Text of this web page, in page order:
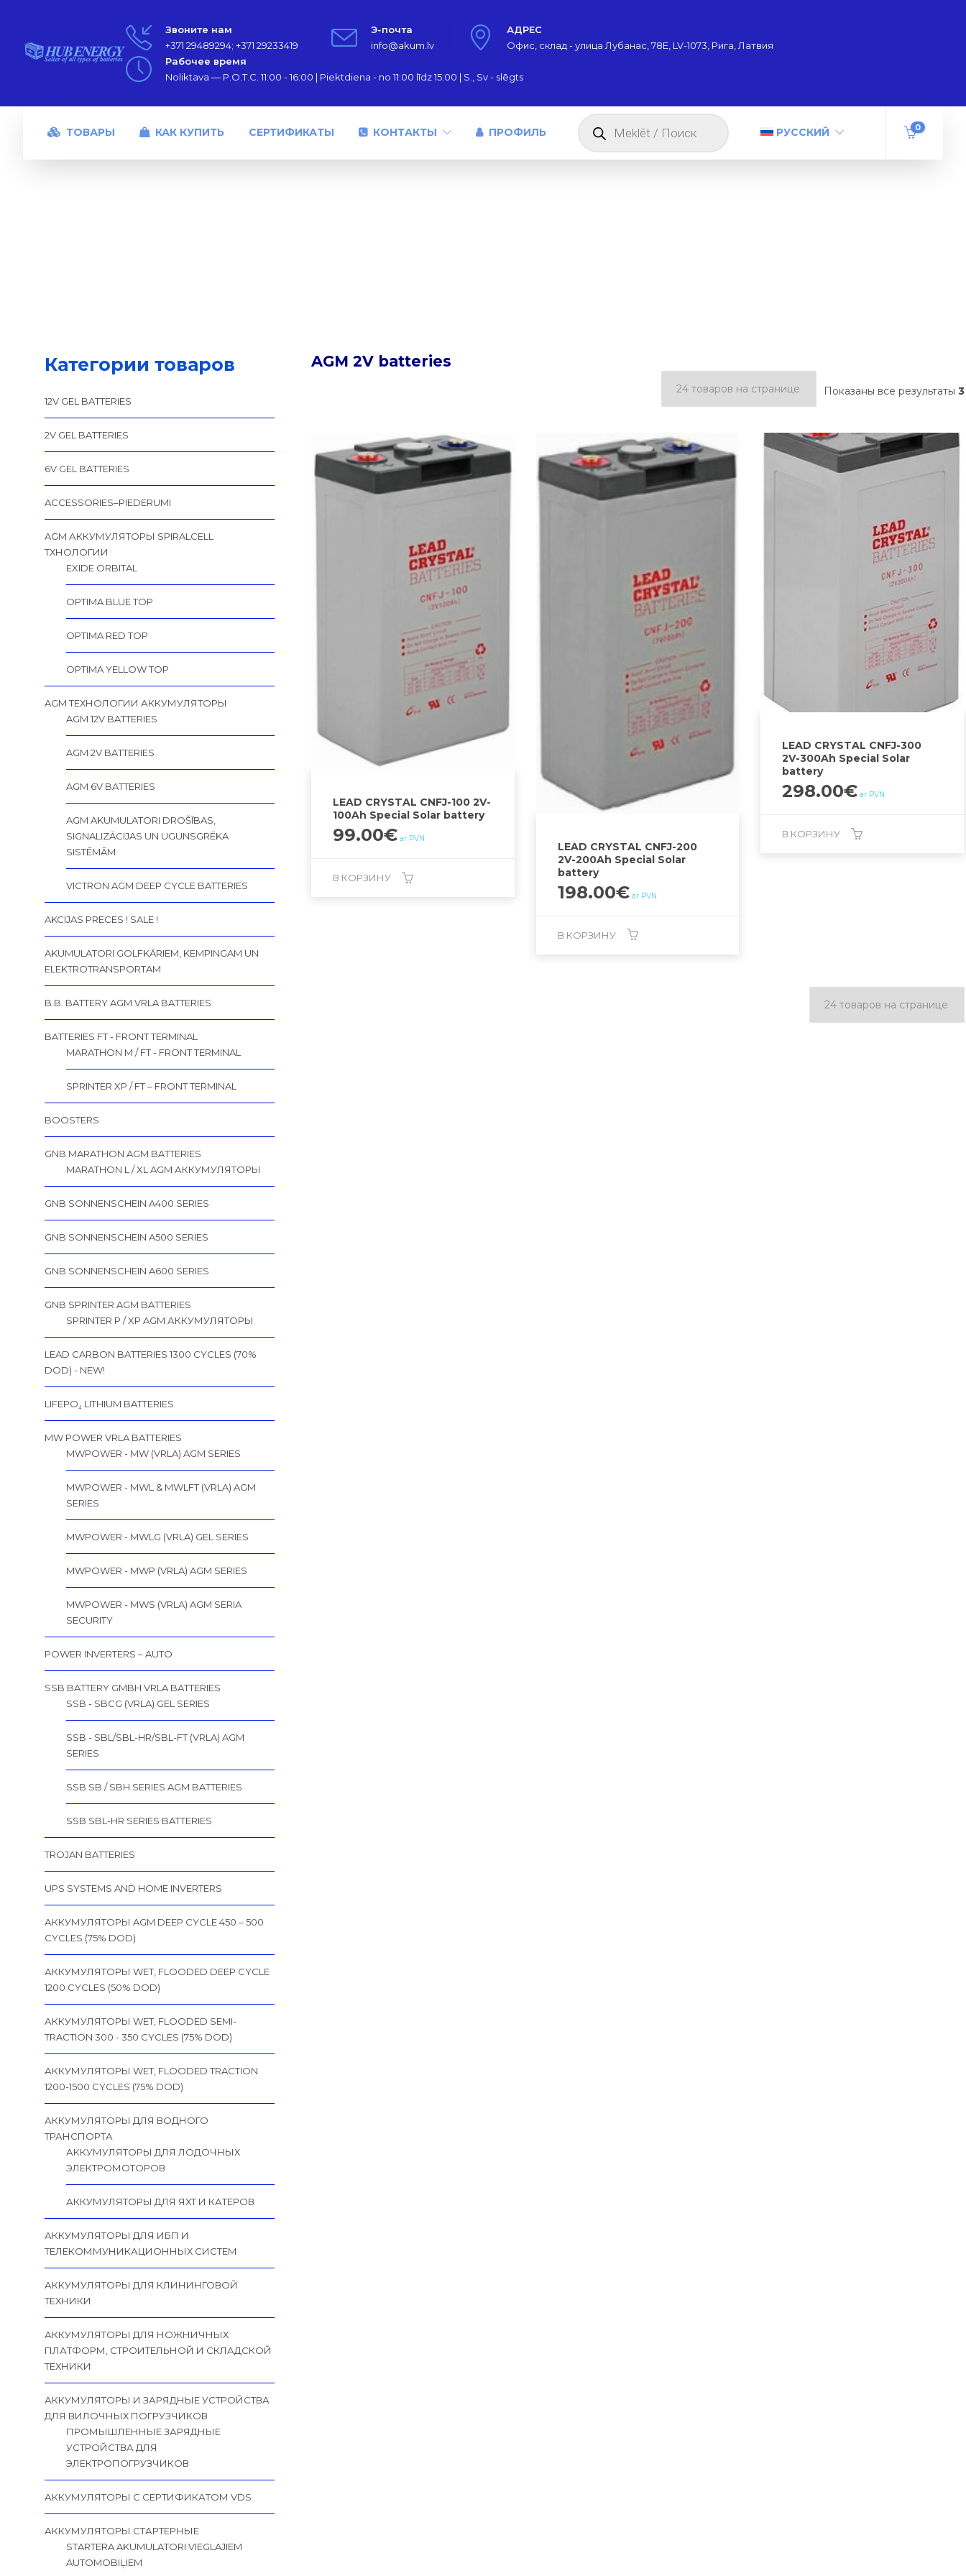
Звоните нам
+371 29489294; +371 29233419
Э-почта
info@akum.lv
АДРЕС
Офис, склад - улица Лубанас, 78Е, LV-1073, Рига, Латвия
Рабочее время
Noliktava — P.O.T.C. 11:00 - 16:00 | Piektdiena - no 11:00 līdz 15:00 | S., Sv - slēgts
ТОВАРЫ КАК КУПИТЬ СЕРТИФИКАТЫ КОНТАКТЫ ПРОФИЛЬ
Поиск
товаров РУССКИЙ 0
AGM 2V batteries
Показаны все результаты 3
LEAD CRYSTAL CNFJ-100 2V-
100Ah Special Solar battery
99.00€ ar PVN
В КОРЗИНУ
LEAD CRYSTAL CNFJ-200
2V-200Ah Special Solar
battery
198.00€ ar PVN
В КОРЗИНУ
LEAD CRYSTAL CNFJ-300
2V-300Ah Special Solar
battery
298.00€ ar PVN
В КОРЗИНУ
Категории товаров
12V GEL BATTERIES
2V GEL BATTERIES
6V GEL BATTERIES
ACCESSORIES–PIEDERUMI
AGM АККУМУЛЯТОРЫ SPIRALCELL
TХНОЛОГИИ
EXIDE ORBITAL
OPTIMA BLUE TOP
OPTIMA RED TOP
OPTIMA YELLOW TOP
AGM ТЕХНОЛОГИИ АККУМУЛЯТОРЫ
AGM 12V BATTERIES
AGM 2V BATTERIES
AGM 6V BATTERIES
AGM AKUMULATORI DROŠĪBAS,
SIGNALIZĀCIJAS UN UGUNSGRĒKA
SISTĒMĀM
VICTRON AGM DEEP CYCLE BATTERIES
AKCIJAS PRECES ! SALE !
AKUMULATORI GOLFKĀRIEM, KEMPINGAM UN
ELEKTROTRANSPORTAM
B.B. BATTERY AGM VRLA BATTERIES
BATTERIES FT - FRONT TERMINAL
MARATHON M / FT - FRONT TERMINAL
SPRINTER XP / FT – FRONT TERMINAL
BOOSTERS
GNB MARATHON AGM BATTERIES
MARATHON L / XL AGM АККУМУЛЯТОРЫ
GNB SONNENSCHEIN A400 SERIES
GNB SONNENSCHEIN A500 SERIES
GNB SONNENSCHEIN A600 SERIES
GNB SPRINTER AGM BATTERIES
SPRINTER P / XP AGM АККУМУЛЯТОРЫ
LEAD CARBON BATTERIES 1300 CYCLES (70%
DOD) - NEW!
LIFEPO₄ LITHIUM BATTERIES
MW POWER VRLA BATTERIES
MWPOWER - MW (VRLA) AGM SERIES
MWPOWER - MWL & MWLFT (VRLA) AGM
SERIES
MWPOWER - MWLG (VRLA) GEL SERIES
MWPOWER - MWP (VRLA) AGM SERIES
MWPOWER - MWS (VRLA) AGM SERIA
SECURITY
POWER INVERTERS – AUTO
SSB BATTERY GMBH VRLA BATTERIES
SSB - SBCG (VRLA) GEL SERIES
SSB - SBL/SBL-HR/SBL-FT (VRLA) AGM
SERIES
SSB SB / SBH SERIES AGM BATTERIES
SSB SBL-HR SERIES BATTERIES
TROJAN BATTERIES
UPS SYSTEMS AND HOME INVERTERS
АККУМУЛЯТОРЫ AGM DEEP CYCLE 450 – 500
CYCLES (75% DOD)
АККУМУЛЯТОРЫ WET, FLOODED DEEP CYCLE
1200 CYCLES (50% DOD)
АККУМУЛЯТОРЫ WET, FLOODED SEMI-
TRACTION 300 - 350 CYCLES (75% DOD)
АККУМУЛЯТОРЫ WET, FLOODED TRACTION
1200-1500 CYCLES (75% DOD)
АККУМУЛЯТОРЫ ДЛЯ ВОДНОГО
ТРАНСПОРТА
АККУМУЛЯТОРЫ ДЛЯ ЛОДОЧНЫХ
ЭЛЕКТРОМОТОРОВ
АККУМУЛЯТОРЫ ДЛЯ ЯХТ И КАТЕРОВ
АККУМУЛЯТОРЫ ДЛЯ ИБП И
ТЕЛЕКОММУНИКАЦИОННЫХ СИСТЕМ
АККУМУЛЯТОРЫ ДЛЯ КЛИНИНГОВОЙ
ТЕХНИКИ
АККУМУЛЯТОРЫ ДЛЯ НОЖНИЧНЫХ
ПЛАТФОРМ, СТРОИТЕЛЬНОЙ И СКЛАДСКОЙ
ТЕХНИКИ
АККУМУЛЯТОРЫ И ЗАРЯДНЫЕ УСТРОЙСТВА
ДЛЯ ВИЛОЧНЫХ ПОГРУЗЧИКОВ
ПРОМЫШЛЕННЫЕ ЗАРЯДНЫЕ
УСТРОЙСТВА ДЛЯ
ЭЛЕКТРОПОГРУЗЧИКОВ
АККУМУЛЯТОРЫ С СЕРТИФИКАТОМ VDS
АККУМУЛЯТОРЫ СТАРТЕРНЫЕ
STARTERA AKUMULATORI VIEGLAJIEM
AUTOMOBIĻIEM